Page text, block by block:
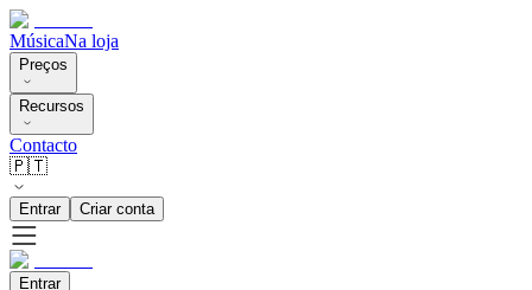
MúsicaNa loja
Preços
Recursos
Contacto
🇵🇹
Entrar Criar conta
Entrar